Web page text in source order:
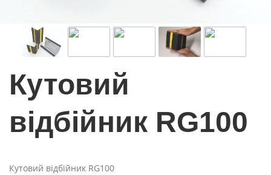
Кутовий
відбійник RG100
Кутовий відбійник RG100